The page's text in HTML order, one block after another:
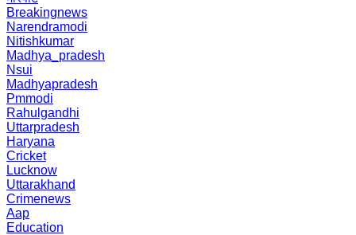
Breakingnews
Narendramodi
Nitishkumar
Madhya_pradesh
Nsui
Madhyapradesh
Pmmodi
Rahulgandhi
Uttarpradesh
Haryana
Cricket
Lucknow
Uttarakhand
Crimenews
Aap
Education